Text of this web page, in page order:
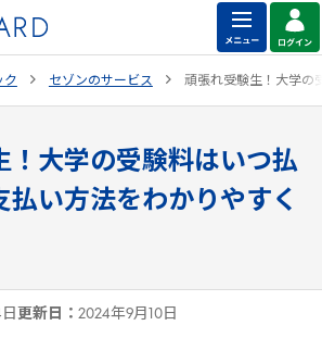
ク セゾンのサービス 頑張れ受験生！大学の
！大学の受験料はいつ払
払い方法をわかりやすく
更新日： 2024年9月10日